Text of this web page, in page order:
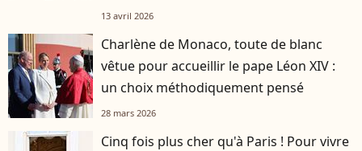
13 avril 2026
Charlène de Monaco, toute de blanc
vêtue pour accueillir le pape Léon XIV :
un choix méthodiquement pensé
28 mars 2026
Cinq fois plus cher qu'à Paris ! Pour vivre